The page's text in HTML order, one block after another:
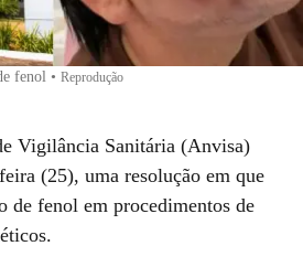
fenol • Reprodução
Vigilância Sanitária (Anvisa)
(25), uma resolução em que
de fenol em procedimentos de